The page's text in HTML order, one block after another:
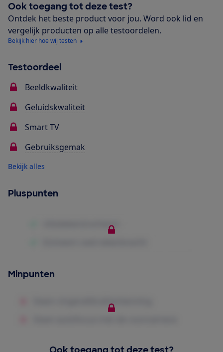
Ook toegang tot deze test?
Ontdek het beste product voor jou. Word ook lid en
vergelijk producten op alle testoordelen.
Bekijk hier hoe wij testen
Testoordeel
Beeldkwaliteit
Geluidskwaliteit
Smart TV
Gebruiksgemak
Bekijk alles
Pluspunten
Minpunten